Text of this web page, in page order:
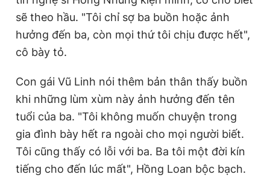
sẽ theo hầu. "Tôi chỉ sợ ba buồn hoặc ảnh
hưởng đến ba, còn mọi thứ tôi chịu được hết",
cô bày tỏ.
Con gái Vũ Linh nói thêm bản thân thấy buồn
khi những lùm xùm này ảnh hưởng đến tên
tuổi của ba. "Tôi không muốn chuyện trong
gia đình bày hết ra ngoài cho mọi người biết.
Tôi cũng thấy có lỗi với ba. Ba tôi một đời kín
tiếng cho đến lúc mất", Hồng Loan bộc bạch.